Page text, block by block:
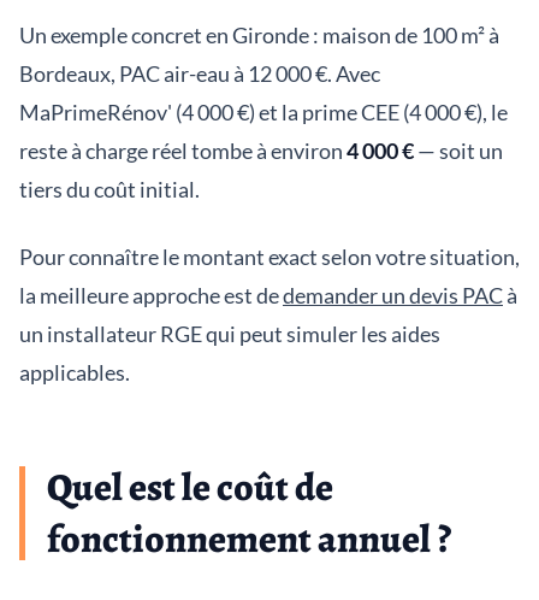
Un exemple concret en Gironde : maison de 100 m² à
Bordeaux, PAC air-eau à 12 000 €. Avec
MaPrimeRénov' (4 000 €) et la prime CEE (4 000 €), le
reste à charge réel tombe à environ4 000 €— soit un
tiers du coût initial.
Pour connaître le montant exact selon votre situation,
la meilleure approche est dedemander un devis PACà
un installateur RGE qui peut simuler les aides
applicables.
Quel est le coût de
fonctionnement annuel ?